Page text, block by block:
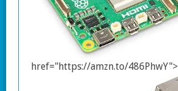
href="https://amzn.to/486PhwY">